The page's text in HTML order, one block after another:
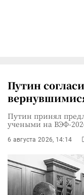
Путин
Путин принял
учеными на ВЭФ-
6 августа 2026, 14:14